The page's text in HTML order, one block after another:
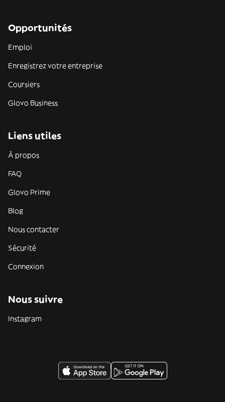
Opportunités
Emploi
Enregistrez votre entreprise
Coursiers
Glovo Business
Liens utiles
À propos
FAQ
Glovo Prime
Blog
Nous contacter
Sécurité
Connexion
Nous suivre
Instagram